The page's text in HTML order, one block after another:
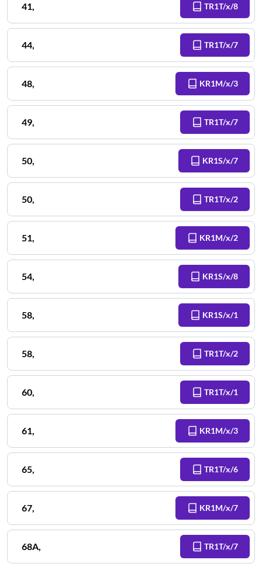
41, TR1T/x/8
44, TR1T/x/7
48, KR1M/x/3
49, TR1T/x/7
50, KR1S/x/7
50, TR1T/x/2
51, KR1M/x/2
54, KR1S/x/8
58, KR1S/x/1
58, TR1T/x/2
60, TR1T/x/1
61, KR1M/x/3
65, TR1T/x/6
67, KR1M/x/7
68A, TR1T/x/7